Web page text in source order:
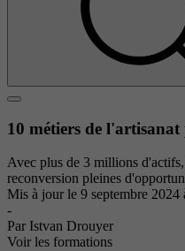
10 métiers de
Avec plus de 3 millions
reconversion pleines
Mis à jour le 9 septembre 2024
-
Par Istvan Drouyer
Voir les formations